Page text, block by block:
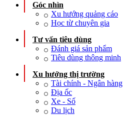
Góc nhìn
Xu hướng quảng cáo
Học từ chuyên gia
Tư vấn tiêu dùng
Đánh giá sản phẩm
Tiêu dùng thông minh
Xu hướng thị trường
Tài chính - Ngân hàng
Địa ốc
Xe - Số
Du lịch